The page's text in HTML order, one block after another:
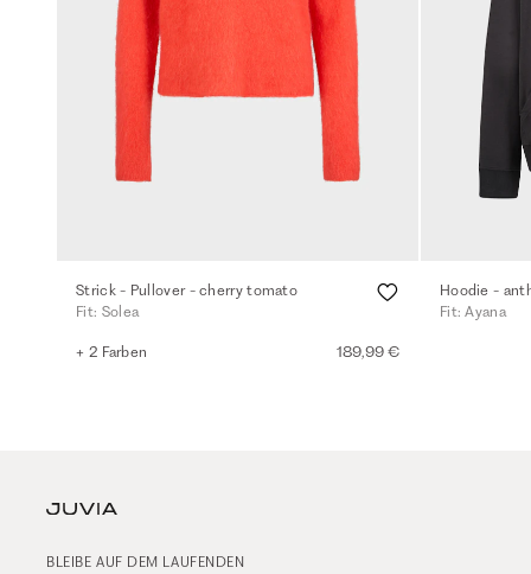
Strick - Pullover - cherry tomato
Fit: Solea
+ 2 Farben 189,99 €
Hoodie -
Fit: Ayana
BLEIBE AUF DEM LAUFENDEN